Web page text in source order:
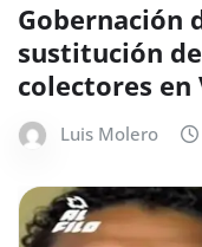
Gobernación
sustitución
colectores en
Luis Molero